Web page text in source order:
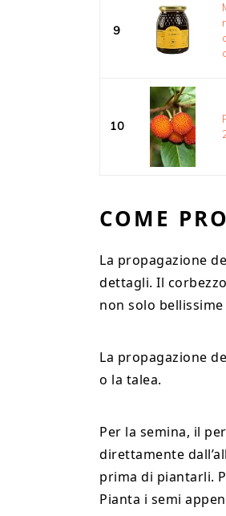
9
10
COME
La propagazione
dettagli. Il
non solo
La propagazione
o la talea.
Per la semina, il
direttamente
prima di piantarli.
Pianta i semi